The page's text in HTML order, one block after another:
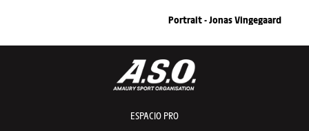
Portrait - Jonas Vingegaard
ESPACIO PRO